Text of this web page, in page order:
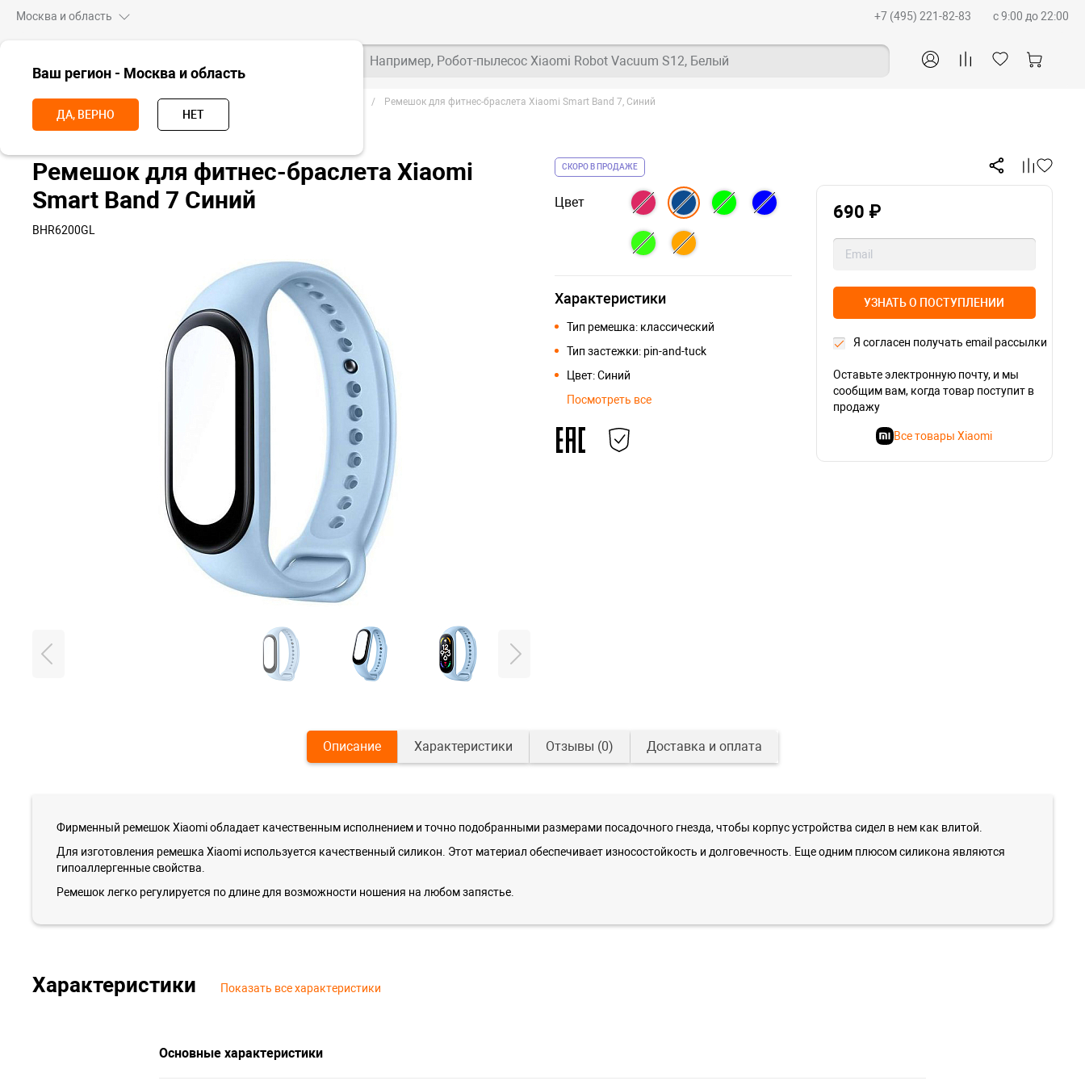
Москва и область
Ваш регион - Москва и область
ДА, ВЕРНО НЕТ
+7 (495) 221-82-83 c 9:00 до 22:00
Например, Робот-пылесос Xiaomi Robot Vacuum S12, Белый
Главная Аксессуары Ремешки Ремешки для Xiaomi Smart Band Ремешок для фитнес-браслета Xiaomi Smart Band 7, Синий
Ремешок для фитнес-браслета Xiaomi
Smart Band 7 Синий
BHR6200GL
СКОРО В ПРОДАЖЕ
Цвет
Характеристики
Тип ремешка: классический
Тип застежки: pin-and-tuck
Цвет: Синий
Посмотреть все
690 ₽
УЗНАТЬ О ПОСТУПЛЕНИИ
Я согласен получать email рассылки
Оставьте электронную почту, и мы
сообщим вам, когда товар поступит в
продажу
Все товары Xiaomi
Описание Характеристики Отзывы (0) Доставка и оплата
Фирменный ремешок Xiaomi обладает качественным исполнением и точно подобранными размерами посадочного гнезда, чтобы корпус устройства сидел в нем как влитой.
Для изготовления ремешка Xiaomi используется качественный силикон. Этот материал обеспечивает износостойкость и долговечность. Еще одним плюсом силикона являются
гипоаллергенные свойства.
Ремешок легко регулируется по длине для возможности ношения на любом запястье.
Характеристики Показать все характеристики
Основные характеристики